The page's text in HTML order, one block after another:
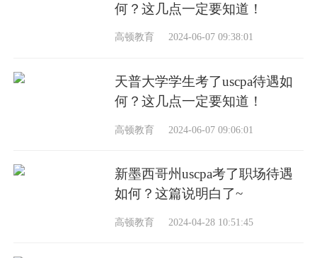
何？这几点一定要知道！
高顿教育 2024-06-07 09:38:01
天普大学学生考了uscpa待遇如
何？这几点一定要知道！
高顿教育 2024-06-07 09:06:01
新墨西哥州uscpa考了职场待遇
如何？这篇说明白了~
高顿教育 2024-04-28 10:51:45